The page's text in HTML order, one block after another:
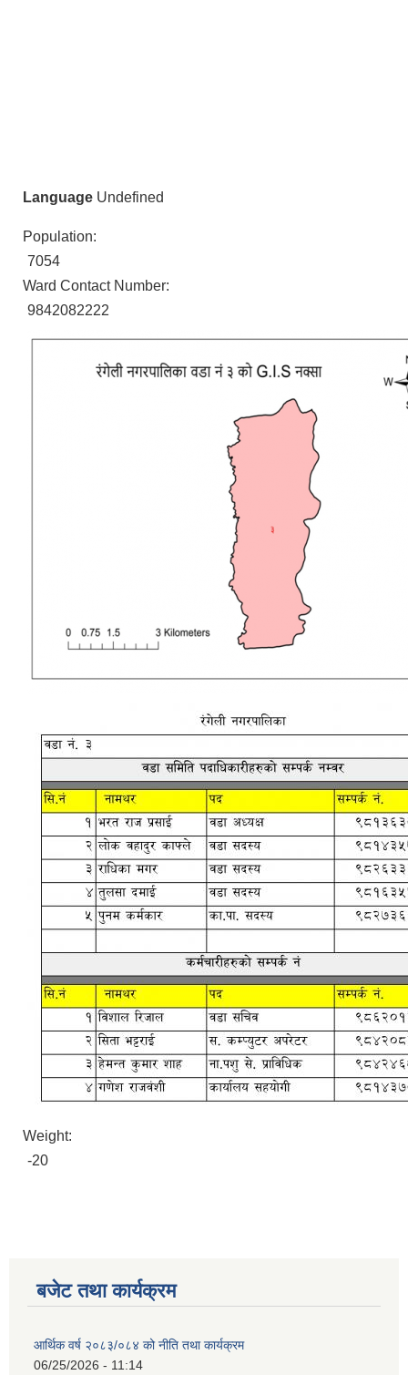
Language Undefined
Population:
7054
Ward Contact Number:
9842082222
Weight:
-20
बजेट तथा कार्यक्रम
आर्थिक वर्ष २०८३/०८४ को नीति तथा कार्यक्रम
06/25/2026 - 11:14